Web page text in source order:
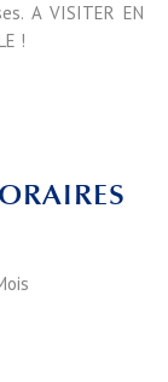
A VISITER EN
!